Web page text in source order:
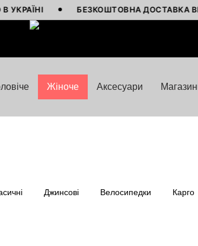
БЕЗКОШТОВНА ДОСТАВКА ВІД 4000
Жіноче Аксесуари
Джинсові Велосипедки Карго